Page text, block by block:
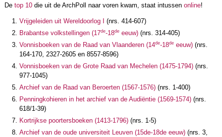
De top 10die uit de ArchPoll naar voren kwam, staat intussen online!
Vrijgeleiden uit Wereldoorlog I (nrs. 414-607)
Brabantse volkstellingen (17de-18deeeuw)(nrs. 314-405)
Vonnisboeken van de Raad van Vlaanderen (14de-18deeeuw)(nrs.
164-170, 2327-2605 en 8557-8596)
Vonnisboeken van de Grote Raad van Mechelen (1475-1794)(nrs.
977-1045)
Archief van de Raad van Beroerten (1567-1576)(nrs. 1-400)
Penningkohieren in het archief van de Audiëntie (1569-1574)(nrs.
618/1-39)
Kortrijkse poortersboeken (1413-1796)(nrs. 1-5)
Archief van de oude universiteit Leuven (15de-18de eeuw)(nrs. 3,